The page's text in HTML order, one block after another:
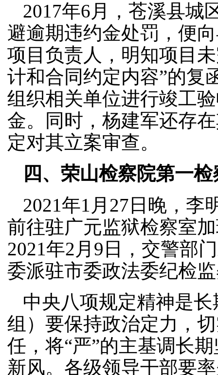
2017年6月，苍溪县城
避逾期违约金处罚，便
项目负责人，明知项目
计和合同约定内容”的复
组织相关单位进行竣工
金。同时，杨建军还存
定对其立案审查。
四、荣山检察院第一
2021年1月27日晚，李
前往驻广元监狱检察室
2021年2月9日，交警部
委派驻市委政法委纪检
中央八项规定精神是
组）要保持政治定力，
任，将“严”的主基调长
新风。各级领导干部要